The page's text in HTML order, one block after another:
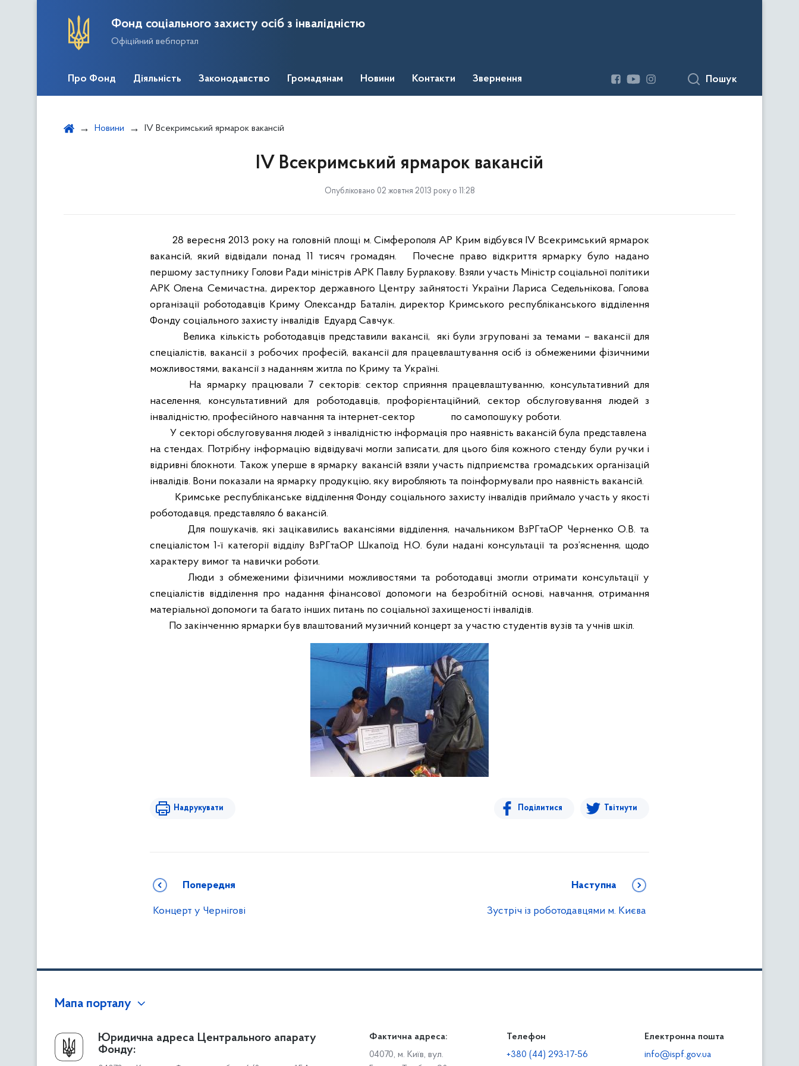
Фонд соціального захисту осіб з інвалідністю
Офіційний вебпортал
Про Фонд Діяльність Законодавство Громадянам Новини Контакти Звернення Пошук
Новини IV Всекримський ярмарок вакансій
IV Всекримський ярмарок вакансій
Опубліковано 02 жовтня 2013 року о 11:28
28 вересня 2013 року на головній площі м. Сімферополя АР Крим відбувся IV Всекримський ярмарок
вакансій, який відвідали понад 11 тисяч громадян.
Почесне право відкриття ярмарку було надано
першому заступнику Голови Ради міністрів АРК Павлу Бурлакову. Взяли участь Міністр соціальної політики
АРК Олена Семичастна, директор державного Центру зайнятості України Лариса Седельнікова, Голова
організації роботодавців Криму Олександр Баталін, директор Кримського республіканського відділення
Фонду соціального захисту інвалідів Едуард Савчук.
Велика кількість роботодавців представили вакансії,
які були згруповані за темами – вакансії для
спеціалістів, вакансії з робочих професій, вакансії для працевлаштування осіб із обмеженими фізичними
можливостями, вакансії з наданням житла по Криму та Україні.
На ярмарку працювали 7 секторів: сектор сприяння працевлаштуванню, консультативний для
населення, консультативний для роботодавців, профорієнтаційний, сектор обслуговування людей з
інвалідністю, професійного навчання та інтернет-сектор
по самопошуку роботи.
У секторі обслуговування людей з інвалідністю інформація про наявність вакансій була представлена
на стендах. Потрібну інформацію відвідувачі могли записати, для цього біля кожного стенду були ручки і
відривні блокноти. Також уперше в ярмарку вакансій взяли участь підприємства громадських організацій
інвалідів. Вони показали на ярмарку продукцію, яку виробляють та поінформували про наявність вакансій.
Кримське республіканське відділення Фонду соціального захисту інвалідів приймало участь у якості
роботодавця, представляло 6 вакансій.
Для пошукачів, які зацікавились вакансіями відділення, начальником ВзРГтаОР Черненко О.В. та
спеціалістом 1-ї категорії відділу ВзРГтаОР Шкапоїд Н.О. були надані консультації та роз’яснення, щодо
характеру вимог та навички роботи.
Люди з обмеженими фізичними можливостями та роботодавці змогли отримати консультації у
спеціалістів відділення про надання фінансової допомоги на безробітній основі, навчання, отримання
матеріальної допомоги та багато інших питань по соціальної захищеності інвалідів.
По закінченню ярмарки був влаштований музичний концерт за участю студентів вузів та учнів шкіл.
Надрукувати Поділитися Твітнути
Попередня
Концерт у Чернігові
Наступна
Зустріч із роботодавцями м. Києва
Мапа порталу
Про Фонд
Керівництво
Громадянам
Доступ до публічної інформації
Діяльність
Роботодавцям
Юридична адреса Центрального апарату
Фонду:
Фактична адреса:
04070, м. Київ, вул.
Телефон
+380 (44) 293-17-56
Електронна пошта
info@ispf.gov.ua